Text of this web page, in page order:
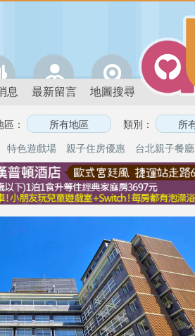
息 最新留言 地圖搜尋
區： 類別：
特色遊戲場 親子住房優惠 台北親子餐廳